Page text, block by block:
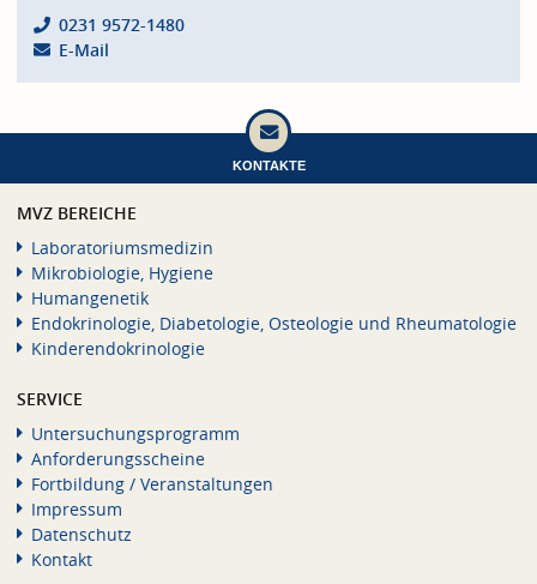
0231 9572-1480
E-Mail
KONTAKTE
MVZ BEREICHE
Laboratoriumsmedizin
Mikrobiologie, Hygiene
Humangenetik
Endokrinologie, Diabetologie, Osteologie und Rheumatologie
Kinderendokrinologie
SERVICE
Untersuchungsprogramm
Anforderungsscheine
Fortbildung / Veranstaltungen
Impressum
Datenschutz
Kontakt